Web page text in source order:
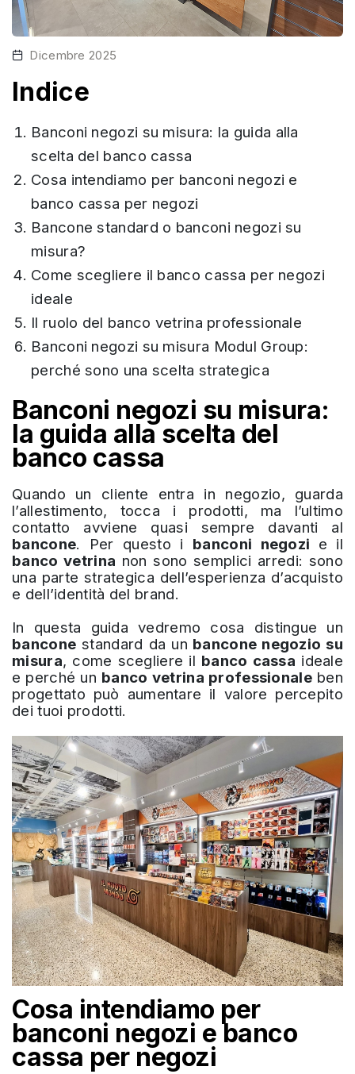
Dicembre 2025
Indice
Banconi negozi su misura: la guida alla
scelta del banco cassa
Cosa intendiamo per banconi negozi e
banco cassa per negozi
Bancone standard o banconi negozi su
misura?
Come scegliere il banco cassa per negozi
ideale
Il ruolo del banco vetrina professionale
Banconi negozi su misura Modul Group:
perché sono una scelta strategica
Banconi negozi su misura:
la guida alla scelta del
banco cassa
Quando un cliente entra in negozio, guarda
l’allestimento, tocca i prodotti, ma l’ultimo
contatto avviene quasi sempre davanti al
bancone. Per questo i banconi negozi e il
banco vetrina non sono semplici arredi: sono
una parte strategica dell’esperienza d’acquisto
e dell’identità del brand.
In questa guida vedremo cosa distingue un
bancone standard da un bancone negozio su
misura, come scegliere il banco cassa ideale
e perché un banco vetrina professionaleben
progettato può aumentare il valore percepito
dei tuoi prodotti.
Cosa intendiamo per
banconi negozi e banco
cassa per negozi